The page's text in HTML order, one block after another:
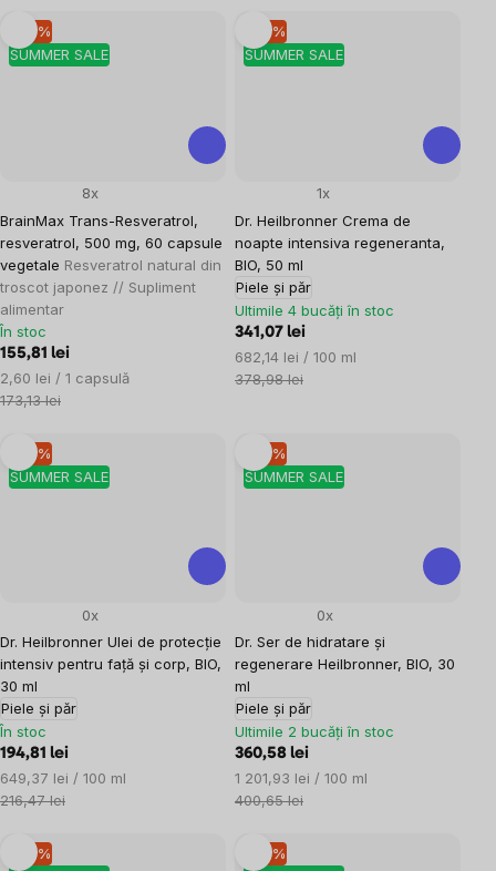
SUMMER SALE
–10 %
BrainMax Trans-Resveratrol,
resveratrol, 500 mg, 60 capsule
vegetale Resveratrol natural din
troscot japonez // Supliment
alimentar
8x
În stoc
155,81 lei
Evaluare
preţ:
2,60 lei / 1 capsulă
173,13 lei
SUMMER SALE
–10 %
Dr. Heilbronner Crema de
noapte intensiva regeneranta,
BIO, 50 ml
Piele și păr
1x
Ultimile 4 bucăți în stoc
341,07 lei
Evaluare
preţ:
682,14 lei / 100 ml
378,98 lei
SUMMER SALE
–10 %
Dr. Heilbronner Ulei de protecție
intensiv pentru față și corp, BIO,
30 ml
Piele și păr
0x
În stoc
194,81 lei
Evaluare
preţ:
649,37 lei / 100 ml
216,47 lei
SUMMER SALE
–10 %
Dr. Ser de hidratare și
regenerare Heilbronner, BIO, 30
ml
Piele și păr
0x
Ultimile 2 bucăți în stoc
360,58 lei
Evaluare
preţ:
1 201,93 lei / 100 ml
400,65 lei
–10 % –10 %